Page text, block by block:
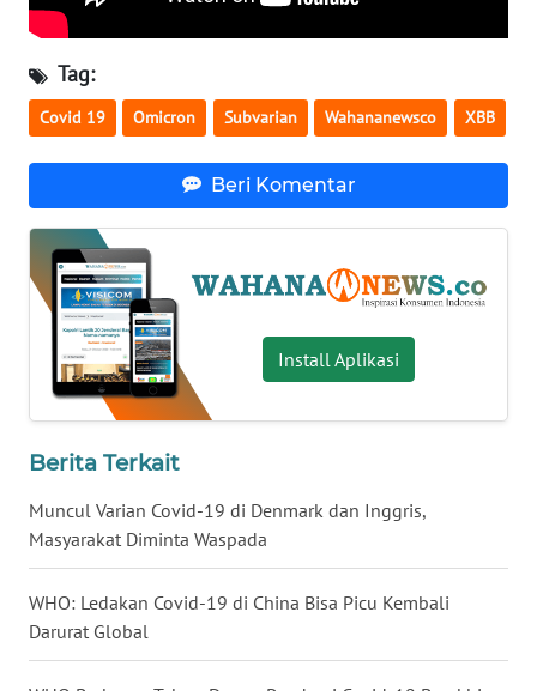
Tag:
Covid 19 Omicron Subvarian Wahananewsco XBB
Beri Komentar
Install Aplikasi
Berita Terkait
Muncul Varian Covid-19 di Denmark dan Inggris,
Masyarakat Diminta Waspada
WHO: Ledakan Covid-19 di China Bisa Picu Kembali
Darurat Global
WN
SULTENG
WN
SULBAR
BABEL
WN
SUMBAR
WN
SUMSEL
WN
WN
LAMPUNG
WN
JATENG